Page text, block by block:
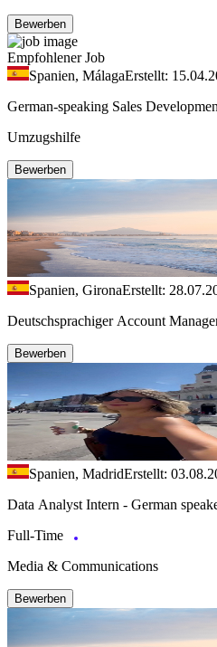
Bewerben
Empfohlener Job
Spanien, MálagaErstellt:
German-speaking Sales
Umzugshilfe
Bewerben
Spanien, GironaErstellt:
Deutschsprachiger Account
Bewerben
Spanien, MadridErstellt:
Data Analyst Intern - German
Full-Time
Media & Communications
Bewerben